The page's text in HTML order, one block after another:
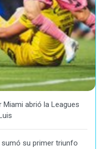
abrió la Leagues
su primer triunfo